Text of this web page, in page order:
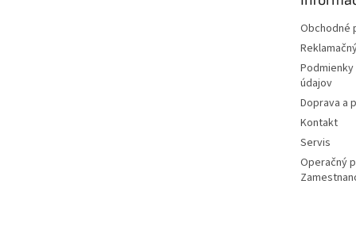
Obchodné
údajov
Doprava a
Kontakt
Servis
Operačný